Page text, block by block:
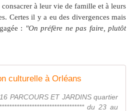
à leur vie de famille et à leurs
Certes il y a eu des divergences mais
: "On préfère ne pas faire, plutôt
culturelle à Orléans
PARCOURS ET JARDINS quartier
du 23 au